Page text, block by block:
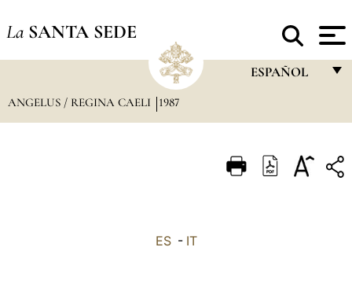
La SANTA SEDE
ESPAÑOL
ITALIANO
ANGELUS / REGINA CAELI 1987
ES- IT